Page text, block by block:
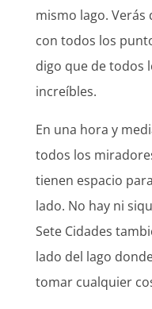
mismo lago.
con todos los
digo que de todos
increíbles.
En una hora y
todos los
tienen espacio
lado. No hay ni
Sete Cidades
lado del lago
tomar cualquier